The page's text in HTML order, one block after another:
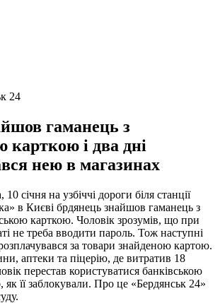
24
гаманець з
карткою і два дні
нею в магазинах
січня на узбіччі дороги біля станції
в Києві брдянець знайшов гаманець з
карткою. Чоловік зрозумів, що при
не треба вводити пароль. Тож наступні
за товари знайденою картою.
аптеки та піцерію, де витратив 18
перестав користуватися банківською
як її заблокували. Про це «Бердянськ 24»